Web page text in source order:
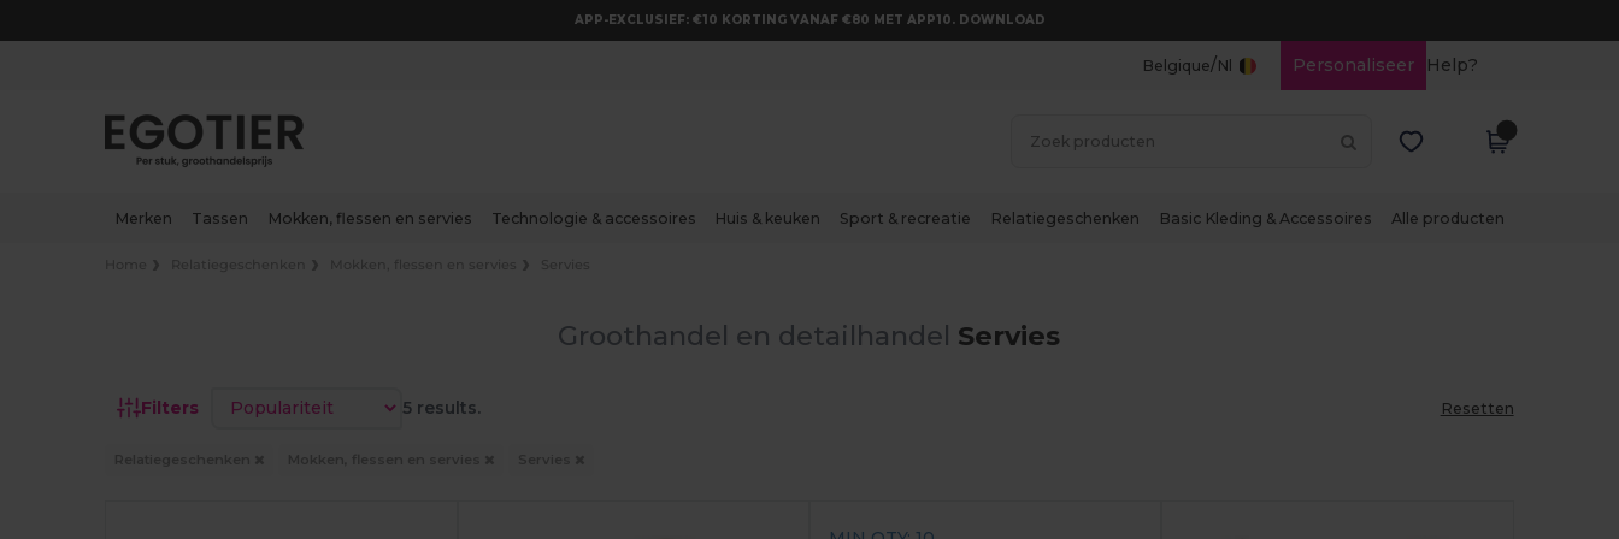
APP-EXCLUSIEF: €10 KORTING VANAF €80 MET APP10. DOWNLOAD
Belgique/Nl Personaliseer Help?
Merken Tassen Mokken, flessen en servies Technologie & accessoires Huis & keuken Sport & recreatie Relatiegeschenken Basic Kleding & Accessoires Alle producten
Groothandel en detailhandel Servies
Filters Sorteren op 5 results. Resetten